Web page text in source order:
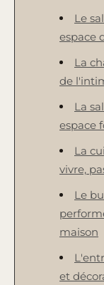
Le
espace
La
de
La
espace
La
vivre,
Le
maison
et